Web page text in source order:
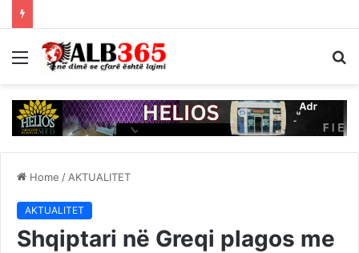
Menu
Home / AKTUALITET
AKTUALITET
Shqiptari në Greqi plagos me